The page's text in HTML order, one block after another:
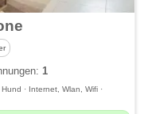
1
· Internet, Wlan, Wifi ·